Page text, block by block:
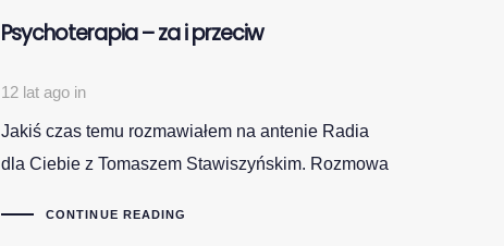
Psychoterapia – za i przeciw
12 lat ago in
Jakiś czas temu rozmawiałem na antenie Radia
dla Ciebie z Tomaszem Stawiszyńskim. Rozmowa
CONTINUE READING